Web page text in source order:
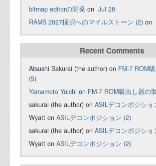
bitmap editorの開発 on Jul 28
RAMS 2027採択へのマイルストーン (2) on
Recent Comments
Atsushi Sakurai (the author) on FM-7 ROM
(5)
Yamamoto Yuichi on FM-7 ROM吸出し器の
sakurai (the author) on ASILデコンポジショ
Wyatt on ASILデコンポジション (2)
sakurai (the author) on ASILデコンポジショ
Wyatt on ASILデコンポジション (2)